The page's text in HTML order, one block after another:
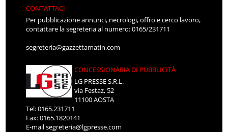
CONTATTACI
Per pubblicazione annunci, necrologi, offro e cerco lavoro,
contattare la segreteria al numero: 0165/231711
segreteria@gazzettamatin.com
CONCESSIONARIA DI PUBBLICITÀ
LG PRESSE S.R.L.
via Festaz, 52
11100 AOSTA
Tel: 0165.231711
Fax: 0165.1820141
E-mailsegreteria@lgpresse.com